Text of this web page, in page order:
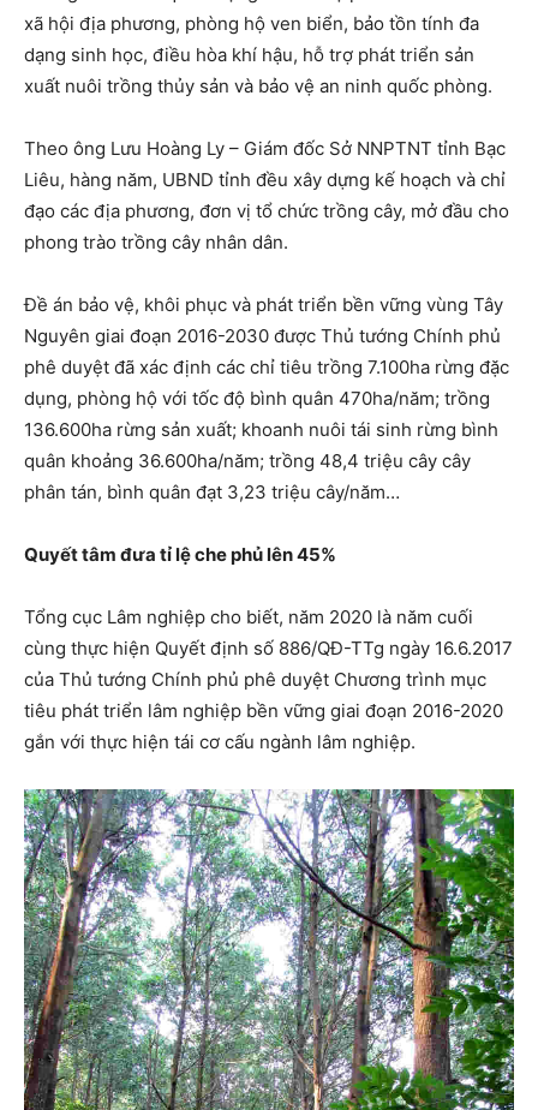
xã hội địa phương, phòng hộ ven biển, bảo tồn tính đa
dạng sinh học, điều hòa khí hậu, hỗ trợ phát triển sản
xuất nuôi trồng thủy sản và bảo vệ an ninh quốc phòng.
Theo ông Lưu Hoàng Ly – Giám đốc Sở NNPTNT tỉnh Bạc
Liêu, hàng năm, UBND tỉnh đều xây dựng kế hoạch và chỉ
đạo các địa phương, đơn vị tổ chức trồng cây, mở đầu cho
phong trào trồng cây nhân dân.
Đề án bảo vệ, khôi phục và phát triển bền vững vùng Tây
Nguyên giai đoạn 2016-2030 được Thủ tướng Chính phủ
phê duyệt đã xác định các chỉ tiêu trồng 7.100ha rừng đặc
dụng, phòng hộ với tốc độ bình quân 470ha/năm; trồng
136.600ha rừng sản xuất; khoanh nuôi tái sinh rừng bình
quân khoảng 36.600ha/năm; trồng 48,4 triệu cây cây
phân tán, bình quân đạt 3,23 triệu cây/năm…
Quyết tâm đưa tỉ lệ che phủ lên 45%
Tổng cục Lâm nghiệp cho biết, năm 2020 là năm cuối
cùng thực hiện Quyết định số 886/QĐ-TTg ngày 16.6.2017
của Thủ tướng Chính phủ phê duyệt Chương trình mục
tiêu phát triển lâm nghiệp bền vững giai đoạn 2016-2020
gắn với thực hiện tái cơ cấu ngành lâm nghiệp.